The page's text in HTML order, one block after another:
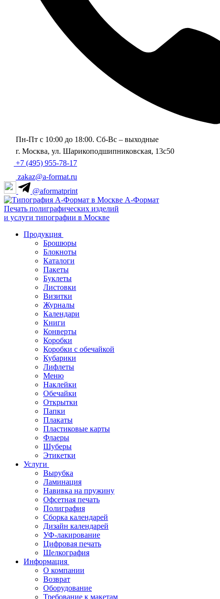
Пн-Пт с 10:00 до 18:00. Сб-Вс – выходные
г. Москва, ул. Шарикоподшипниковская, 13с50
+7 (495) 955-78-17
zakaz@a-format.ru
@aformatprint
А-Формат
Печать полиграфических изделий
и услуги типографии в Москве
Продукция
Брошюры
Блокноты
Каталоги
Пакеты
Буклеты
Листовки
Визитки
Журналы
Календари
Книги
Конверты
Коробки
Коробки с обечайкой
Кубарики
Лифлеты
Меню
Наклейки
Обечайки
Открытки
Папки
Плакаты
Пластиковые карты
Флаеры
Шуберы
Этикетки
Услуги
Вырубка
Ламинация
Навивка на пружину
Офсетная печать
Полиграфия
Сборка календарей
Дизайн календарей
УФ-лакирование
Цифровая печать
Шелкография
Информация
О компании
Возврат
Оборудование
Требование к макетам